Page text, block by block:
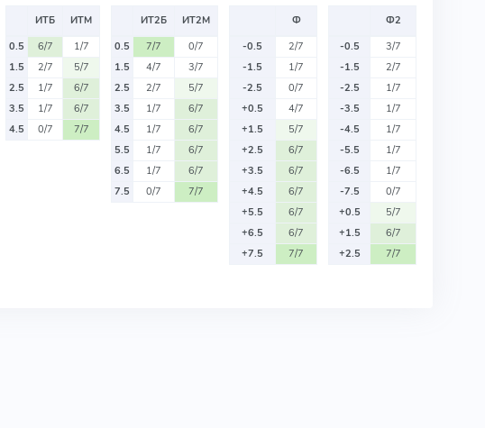
ИТБ
ИТМ
0.5
6/7
1/7
1.5
2/7
5/7
2.5
1/7
6/7
3.5
1/7
6/7
4.5
0/7 7/7
ИТ2Б
ИТ2М
0.5
7/7
0/7
1.5
4/7
3/7
2.5
2/7
5/7
3.5
1/7
6/7
4.5
1/7
6/7
5.5
1/7
6/7
6.5
1/7
6/7
7.5
0/7 7/7
Ф
-0.5
2/7
-1.5
1/7
-2.5
0/7
+0.5
4/7
+1.5
5/7
+2.5
6/7
+3.5
6/7
+4.5
6/7
+5.5
6/7
+6.5
6/7
+7.5
7/7
Ф2
-0.5
3/7
-1.5
2/7
-2.5
1/7
-3.5
1/7
-4.5
1/7
-5.5
1/7
-6.5
1/7
-7.5
0/7
+0.5
5/7
+1.5
6/7
+2.5
7/7